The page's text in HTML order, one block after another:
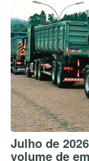
Julho de
volume de